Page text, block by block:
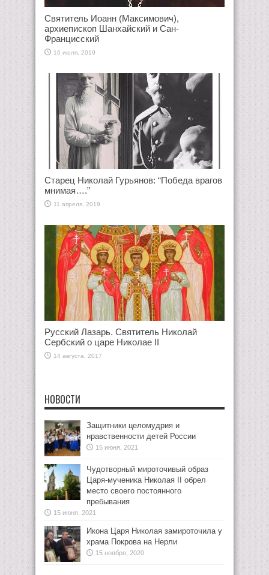
Святитель Иоанн (Максимович),
архиепископ Шанхайский и Сан-
Францисский
16 июля, 2019
Старец Николай Гурьянов: “Победа врагов
мнимая….”
11 апреля, 2019
Русский Лазарь. Святитель Николай
Сербский о царе Николае II
14 августа, 2017
НОВОСТИ
Защитники целомудрия и
нравственности детей России
15 июня, 2021
Чудотворный мироточивый образ
Царя-мученика Николая II обрел
место своего постоянного
пребывания
15 июня, 2021
Икона Царя Николая замироточила у
храма Покрова на Нерли
15 ноября, 2020